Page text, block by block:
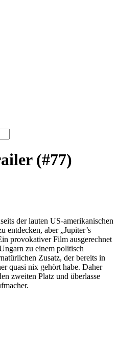
(#77)
der lauten US-amerikanischen
entdecken, aber „Jupiter’s
provokativer Film ausgerechnet
zu einem politisch
Zusatz, der bereits in
quasi nix gehört habe. Daher
zweiten Platz und überlasse